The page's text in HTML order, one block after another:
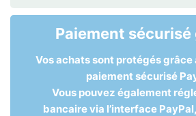
Paiement
Vos achats sont protégés grâce
paiement sécurisé
Vous pouvez également
bancaire via l’interface